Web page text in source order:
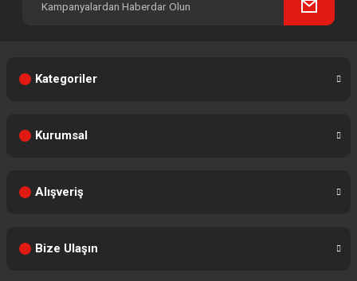
Kategoriler
Kurumsal
Alışveriş
Bize Ulaşın